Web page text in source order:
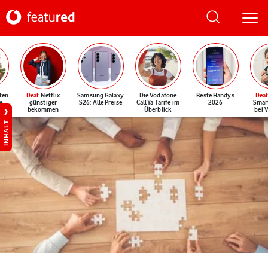
Deal: Netflix
günstiger
bekommen
Samsung Galaxy
S26: Alle Preise
Die Vodafone
CallYa-Tarife im
Überblick
Beste Handys
2026
Deal
bei
INHALT